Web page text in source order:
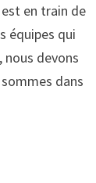
en train de
équipes qui
nous devons
dans